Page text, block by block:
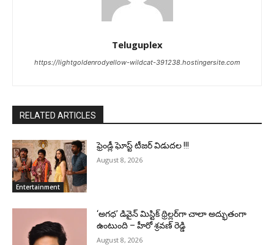
Teluguplex
https://lightgoldenrodyellow-wildcat-391238.hostingersite.com
RELATED ARTICLES
Entertainment
ఫ్రెండ్లీ ఘోస్ట్ టీజర్ విడుదల !!!
August 8, 2026
‘అగధ’ డివైన్ మిస్టిక్ థ్రిల్లర్‌గా చాలా అద్భుతంగా
ఉంటుంది – హీరో శ్రవణ్ రెడ్డి
August 8, 2026